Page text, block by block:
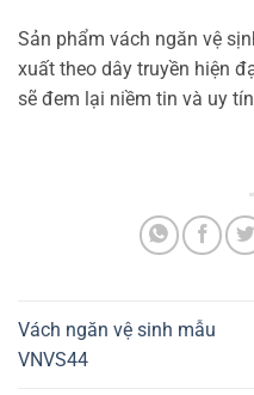
Sản phẩm vách ngăn vệ
xuất theo dây truyền hiện
sẽ đem lại niềm tin và uy
Vách ngăn vệ sinh mẫu
VNVS44